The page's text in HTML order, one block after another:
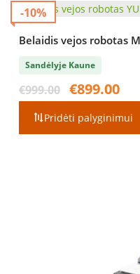
-10%
Belaidis vejos robotas
Sandėlyje Kaune
€999.00
Original
price
was:
€999.00.
€899.00
Pridėti palyginimui